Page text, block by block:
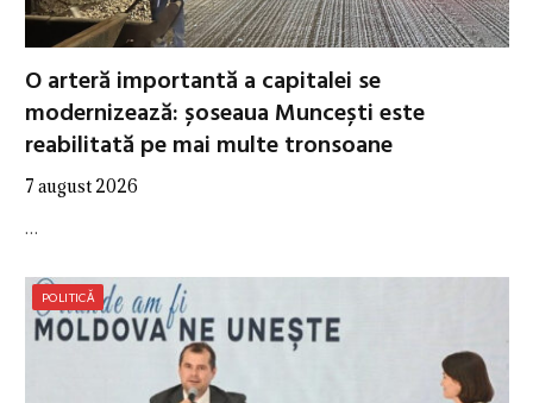
O arteră importantă a capitalei se
modernizează: șoseaua Muncești este
reabilitată pe mai multe tronsoane
7 august 2026
…
POLITICĂ